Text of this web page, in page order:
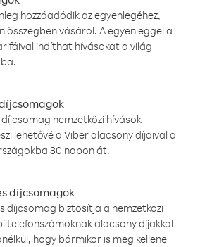
hozzáadódik az egyenlegéhez,
összegben vásárol. A egyenleggel a
indíthat hívásokat a világ
nemzetközi hívások
lehetővé a Viber alacsony díjaival a
30 napon át.
díjcsomagok
díjcsomag biztosítja a nemzetközi
alacsony díjakkal
hogy bármikor is meg kellene